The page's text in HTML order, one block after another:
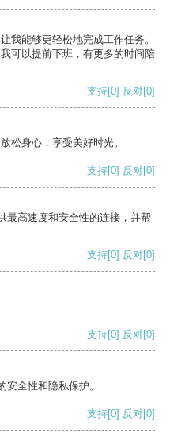
我能够更轻松地完成工作任务。
可以提前下班，有更多的时间陪
支持[0] 反对[0]
松身心，享受美好时光。
支持[0] 反对[0]
最高速度和安全性的连接，并帮
支持[0] 反对[0]
支持[0] 反对[0]
全性和隐私保护。
支持[0] 反对[0]